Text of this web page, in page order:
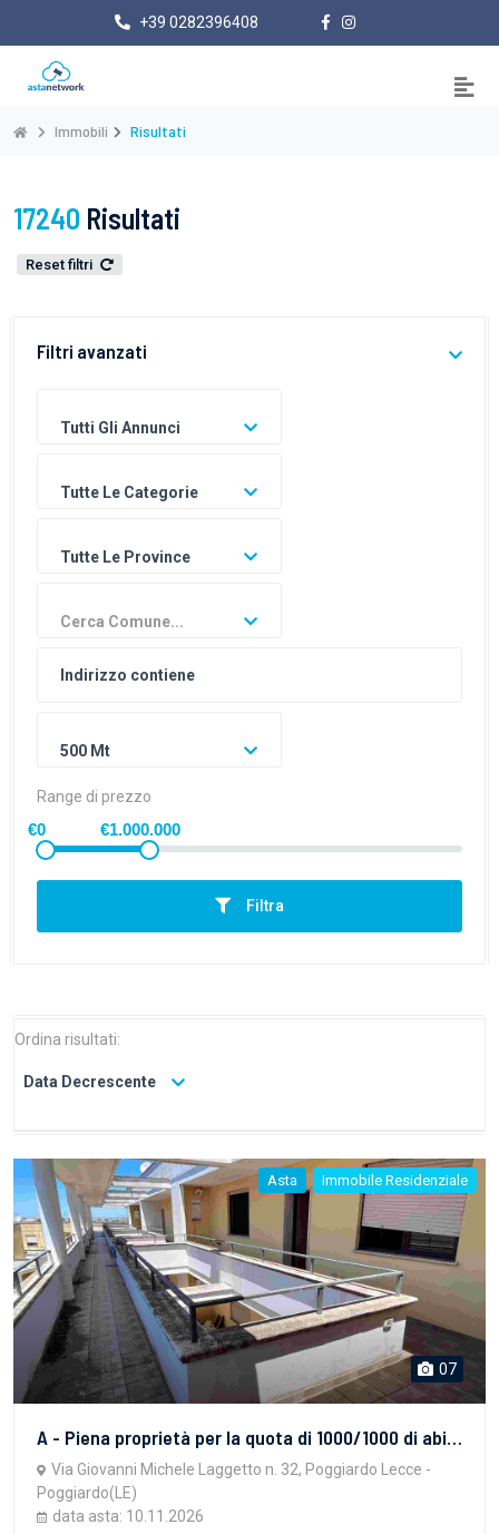
+39 0282396408
Immobili Risultati
17240 Risultati
Reset filtri
Filtri avanzati
Tutti Gli Annunci
Tutte Le Categorie
Tutte Le Province
Cerca Comune...
500 Mt
Range di prezzo
€0 €1.000.000
Filtra
Ordina risultati:
Data Decrescente
Asta Immobile Residenziale
07
A - Piena proprietà per la quota di 1000/1000 di abitazione di tipo economico, sita in Poggiardo (LE), alla via Giovanni Michele Laggetto, 32. B - Piena proprietà per la quota di 1000/1000 di posto auto, sito in Poggiardo (LE), alla via Giovanni Michele Laggetto, 28.
Via Giovanni Michele Laggetto n. 32, Poggiardo Lecce -
Poggiardo(LE)
data asta: 10.11.2026